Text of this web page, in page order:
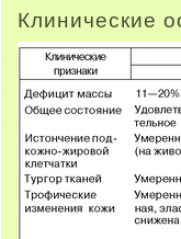
Клинические